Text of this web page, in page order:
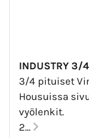
3/4 pituiset
Housuissa
vyölenkit.
2...